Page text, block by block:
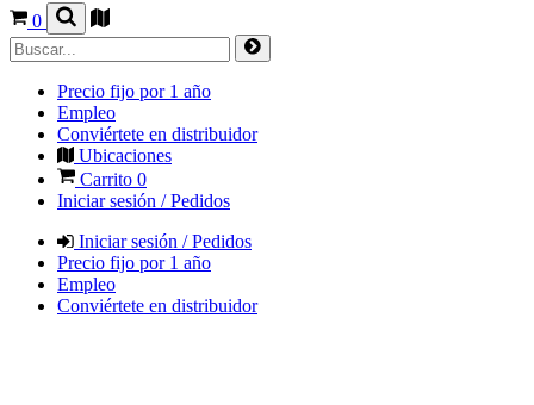
0
Precio fijo por 1 año
Empleo
Conviértete en distribuidor
Ubicaciones
Carrito 0
Iniciar sesión / Pedidos
Iniciar sesión / Pedidos
Precio fijo por 1 año
Empleo
Conviértete en distribuidor